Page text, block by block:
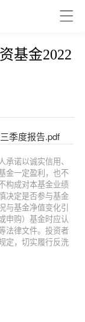
基金2022
季度报告.pdf
承诺以诚实信用、
金一定盈利，也不
构成对本基金业绩
决定是否参与基金
与基金净值变化引
申购）基金时应认
法律文件。投资者
定，切实履行反洗